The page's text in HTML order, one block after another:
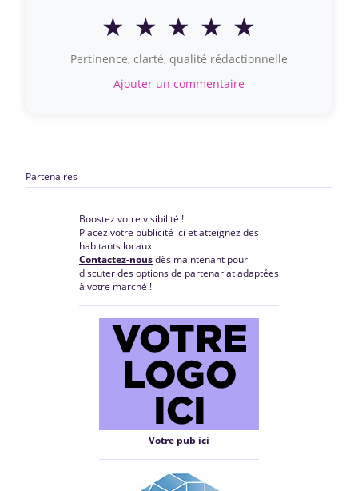
★ ★ ★ ★ ★
Pertinence, clarté, qualité rédactionnelle
Ajouter un commentaire
Partenaires
Boostez votre visibilité !
Placez votre publicité ici et atteignez des
habitants locaux.
Contactez-nousdès maintenant pour
discuter des options de partenariat adaptées
à votre marché !
Votre pub ici